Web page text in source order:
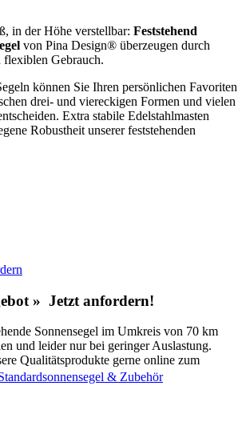
in der Höhe verstellbar: Feststehend
von Pina Design® überzeugen durch
Gebrauch.
können Sie Ihren persönlichen Favoriten
drei- und viereckigen Formen und vielen
Extra stabile Edelstahlmasten
Robustheit unserer feststehenden
» Jetzt anfordern!
Sonnensegel im Umkreis von 70 km
und leider nur bei geringer Auslastung.
Qualitätsprodukte gerne online zum
& Zubehör